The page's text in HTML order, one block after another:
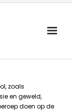
zoals
en geweld,
doen op de